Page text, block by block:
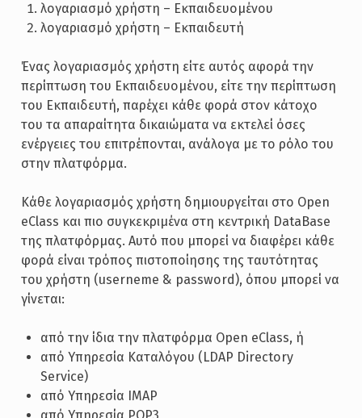
λογαριασμό χρήστη – Εκπαιδευομένου
λογαριασμό χρήστη – Εκπαιδευτή
Ένας λογαριασμός χρήστη είτε αυτός αφορά την
περίπτωση του Εκπαιδευομένου, είτε την περίπτωση
του Εκπαιδευτή, παρέχει κάθε φορά στον κάτοχο
του τα απαραίτητα δικαιώματα να εκτελεί όσες
ενέργειες του επιτρέπονται, ανάλογα με το ρόλο του
στην πλατφόρμα.
Κάθε λογαριασμός χρήστη δημιουργείται στο Open
eClass και πιο συγκεκριμένα στη κεντρική DataBase
της πλατφόρμας. Αυτό που μπορεί να διαφέρει κάθε
φορά είναι τρόπος πιστοποίησης της ταυτότητας
του χρήστη (userneme & password), όπου μπορεί να
γίνεται:
από την ίδια την πλατφόρμα Open eClass, ή
από Υπηρεσία Καταλόγου (LDAP Directory
Service)
από Υπηρεσία IMAP